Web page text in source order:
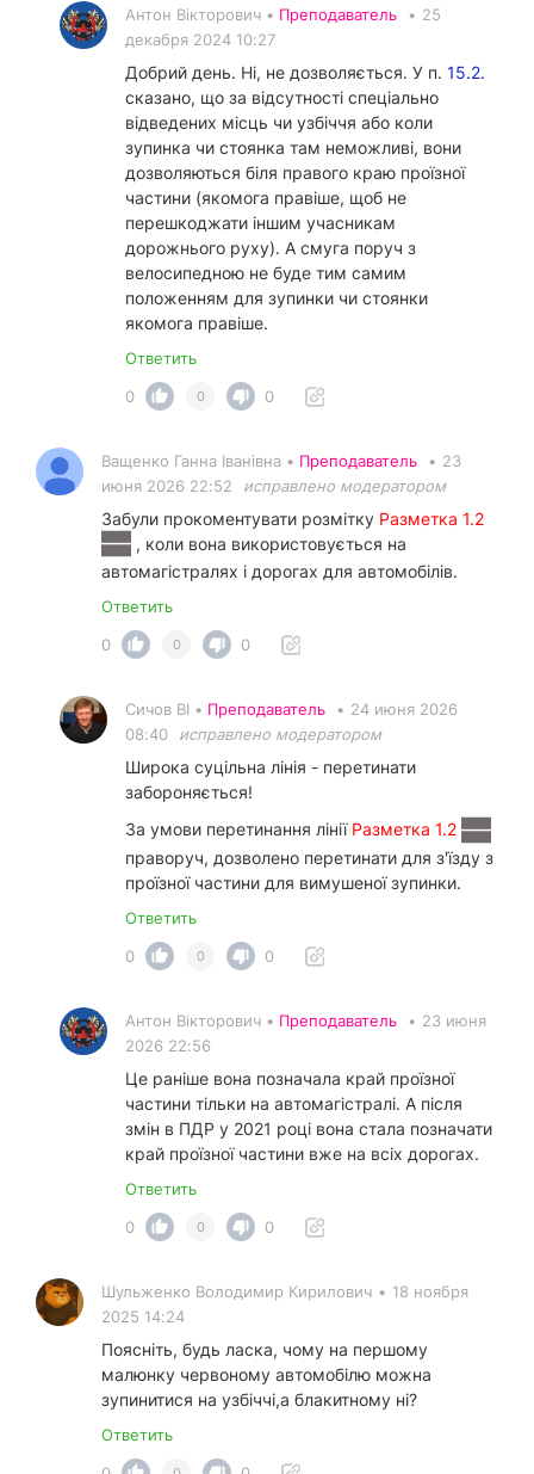
Антон Вікторович • Преподаватель • 25
декабря 2024 10:27
Добрий день. Ні, не дозволяється. У п. 15.2.
сказано, що за відсутності спеціально
відведених місць чи узбіччя або коли
зупинка чи стоянка там неможливі, вони
дозволяються біля правого краю проїзної
частини (якомога правіше, щоб не
перешкоджати іншим учасникам
дорожнього руху). А смуга поруч з
велосипедною не буде тим самим
положенням для зупинки чи стоянки
якомога правіше.
Ответить
0
0 0
Ващенко Ганна Іванівна • Преподаватель • 23
июня 2026 22:52
исправлено модератором
Забули прокоментувати розмітку Разметка 1.2
, коли вона використовується на
автомагістралях і дорогах для автомобілів.
Ответить
0
0 0
Сичов ВІ • Преподаватель • 24 июня 2026
08:40
исправлено модератором
Широка суцільна лінія - перетинати
забороняється!
За умови перетинання лінії Разметка 1.2
праворуч, дозволено перетинати для з'їзду з
проїзної частини для вимушеної зупинки.
Ответить
0
0 0
Антон Вікторович • Преподаватель • 23 июня
2026 22:56
Це раніше вона позначала край проїзної
частини тільки на автомагістралі. А після
змін в ПДР у 2021 році вона стала позначати
край проїзної частини вже на всіх дорогах.
Ответить
0
0 0
Шульженко Володимир Кирилович • 18 ноября
2025 14:24
Поясніть, будь ласка, чому на першому
малюнку червоному автомобілю можна
зупинитися на узбіччі,а блакитному ні?
Ответить